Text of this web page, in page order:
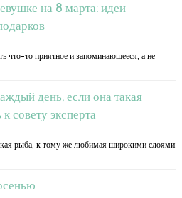
на 8 марта: идеи
что-то приятное и запоминающееся, а не
день, если она такая
совету эксперта
рыба, к тому же любимая широкими слоями